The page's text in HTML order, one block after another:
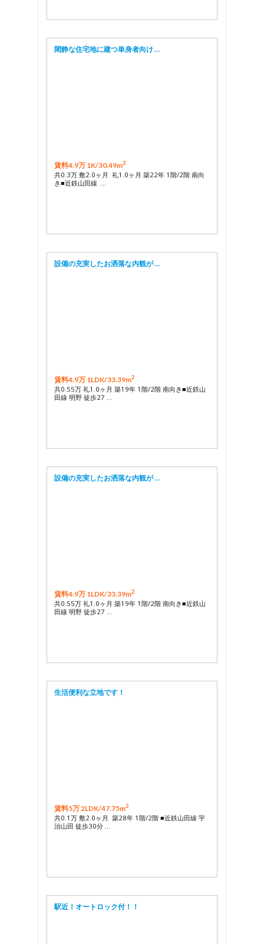
閑静な住宅地に建つ単身者向け …
賃料4.9万 1K/30.49m2
共0.3万 敷2.0ヶ月 礼1.0ヶ月 築22年 1階/2階 南向
き■近鉄山田線 …
設備の充実したお洒落な内観が …
賃料4.9万 1LDK/33.39m2
共0.55万 礼1.0ヶ月 築19年 1階/2階 南向き■近鉄山
田線 明野 徒歩27 …
設備の充実したお洒落な内観が …
賃料4.9万 1LDK/33.39m2
共0.55万 礼1.0ヶ月 築19年 1階/2階 南向き■近鉄山
田線 明野 徒歩27 …
生活便利な立地です！
賃料5万 2LDK/47.75m2
共0.1万 敷2.0ヶ月 築28年 1階/2階 ■近鉄山田線 宇
治山田 徒歩30分 …
駅近！オートロック付！！